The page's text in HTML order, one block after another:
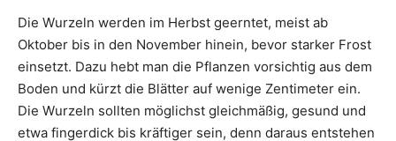
Die Wurzeln werden im Herbst geerntet, meist ab
Oktober bis in den November hinein, bevor starker Frost
einsetzt. Dazu hebt man die Pflanzen vorsichtig aus dem
Boden und kürzt die Blätter auf wenige Zentimeter ein.
Die Wurzeln sollten möglichst gleichmäßig, gesund und
etwa fingerdick bis kräftiger sein, denn daraus entstehen